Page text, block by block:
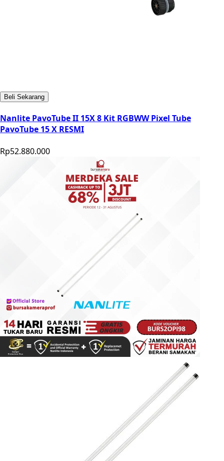
Beli Sekarang
Nanlite PavoTube II 15X 8 Kit RGBWW Pixel Tube
PavoTube 15 X RESMI
Rp52.880.000